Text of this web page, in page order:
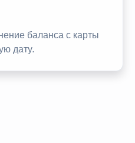
баланса с карты
дату.